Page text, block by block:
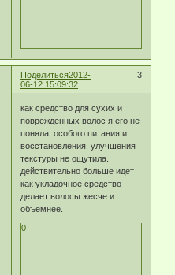
Поделиться 3
2012-
06-12 15:09:32
как средство для сухих и
поврежденных волос я его не
поняла, особого питания и
восстановления, улучшения
текстуры не ощутила.
действительно больше идет
как укладочное средство -
делает волосы жесче и
объемнее.
0